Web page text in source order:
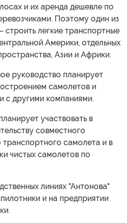
и их аренда дешевле по
Поэтому один из
строить легкие транспортные
Америки, отдельных
Азии и Африки.
руководство планирует
самолетов и
с другими компаниями.
участвовать в
совместного
самолета и в
чистых самолетов по
линиях "Антонова"
и на предприятии